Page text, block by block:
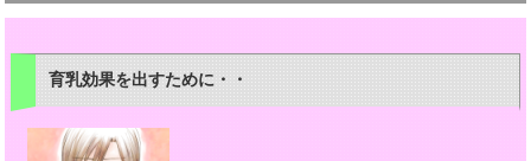
育乳効果を出すために・・